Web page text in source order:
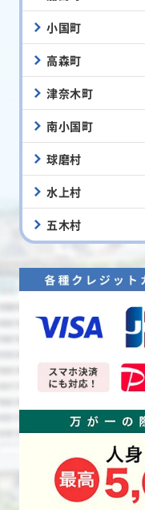
小国町
高森町
津奈木町
南小国町
球磨村
水上村
五木村